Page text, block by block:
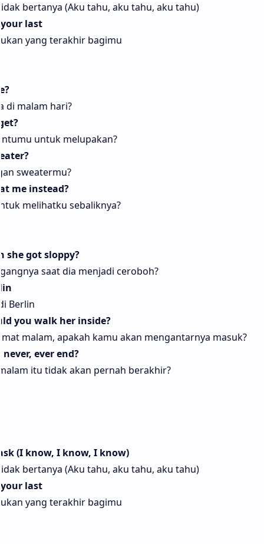
bertanya (Aku tahu, aku tahu, aku tahu)
your last
yang terakhir bagimu
di malam hari?
untuk melupakan?
sweatermu?
me instead?
melihatku sebaliknya?
she got sloppy?
saat dia menjadi ceroboh?
Berlin
you walk her inside?
malam, apakah kamu akan mengantarnya masuk?
ever end?
itu tidak akan pernah berakhir?
(I know, I know, I know)
bertanya (Aku tahu, aku tahu, aku tahu)
your last
yang terakhir bagimu